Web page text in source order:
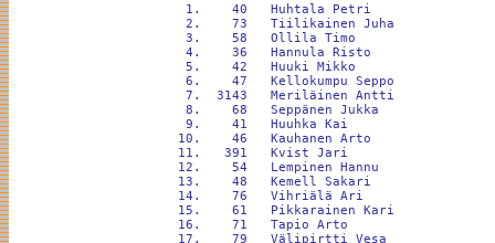
1.    40   Huhtala Petri
2.    73   Tiilikainen Juha
3.    58   Ollila Timo
4.    36   Hannula Risto
5.    42   Huuki Mikko
6.    47   Kellokumpu Seppo
7.  3143   Meriläinen Antti
8.    68   Seppänen Jukka
9.    41   Huuhka Kai
10.    46   Kauhanen Arto
11.   391   Kvist Jari
12.    54   Lempinen Hannu
13.    48   Kemell Sakari
14.    76   Vihriälä Ari
15.    61   Pikkarainen Kari
16.    71   Tapio Arto
17.    79   Välipirtti Vesa